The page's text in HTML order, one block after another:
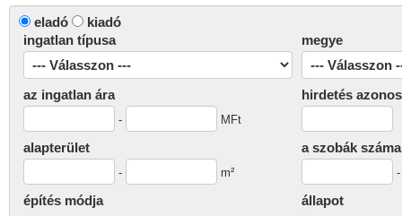
eladó
kiadó
ingatlan típusa
megye
az ingatlan ára
- MFt
hirdetés
alapterület
- m²
a szobák száma
építés módja állapot